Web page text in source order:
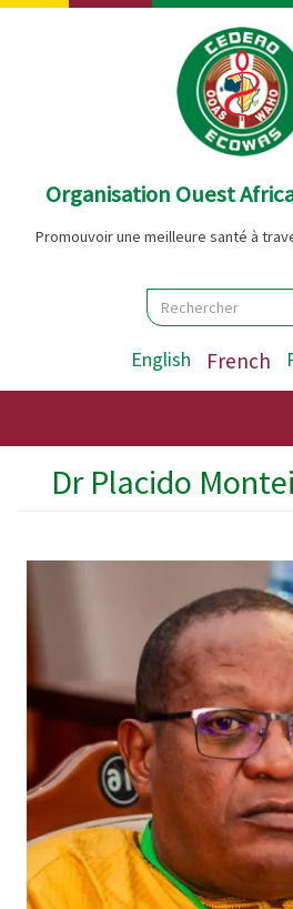
Aller
Organisation Ouest
Promouvoir une meilleure santé à
Search
Rechercher
English French
Dr Placido